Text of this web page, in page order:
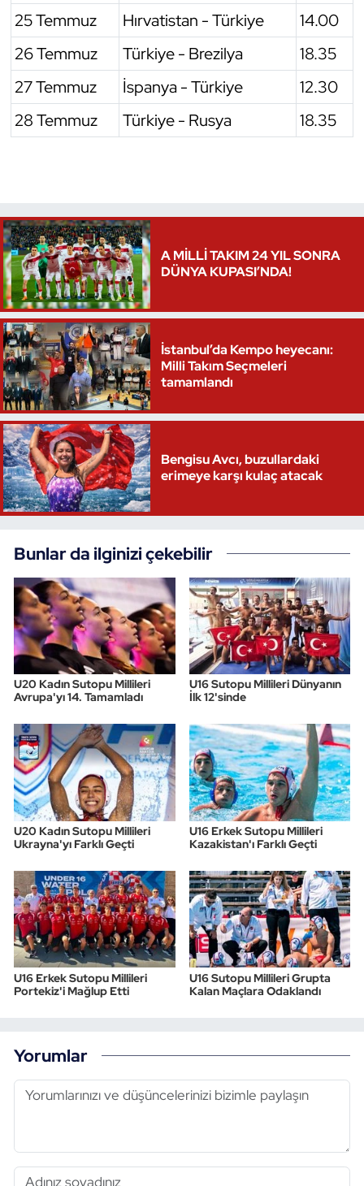
25 Temmuz Hırvatistan - Türkiye
14.00
26 Temmuz
Türkiye - Brezilya
18.35
27 Temmuz
İspanya - Türkiye
12.30
28 Temmuz
Türkiye - Rusya 18.35
A MİLLİ TAKIM 24 YIL SONRA
DÜNYA KUPASI’NDA!
İstanbul’da Kempo heyecanı:
Milli Takım Seçmeleri
tamamlandı
Bengisu Avcı, buzullardaki
erimeye karşı kulaç atacak
Bunlar da ilginizi çekebilir
U20 Kadın Sutopu Millileri
Avrupa'yı 14. Tamamladı
U16 Sutopu Millileri Dünyanın
İlk 12'sinde
U20 Kadın Sutopu Millileri
Ukrayna'yı Farklı Geçti
U16 Erkek Sutopu Millileri
Kazakistan'ı Farklı Geçti
U16 Erkek Sutopu Millileri
Portekiz'i Mağlup Etti
U16 Sutopu Millileri Grupta
Kalan Maçlara Odaklandı
Yorumlar
Triatlon
Voleybol
Vücut Geliştirme Fitness
Yüzme